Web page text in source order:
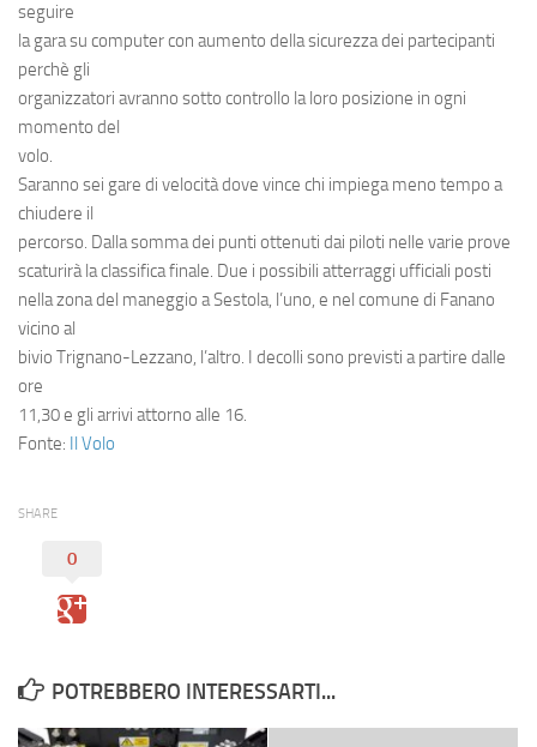
seguire
la gara su computer con aumento della sicurezza dei partecipanti
perchè gli
organizzatori avranno sotto controllo la loro posizione in ogni
momento del
volo.
Saranno sei gare di velocità dove vince chi impiega meno tempo a
chiudere il
percorso. Dalla somma dei punti ottenuti dai piloti nelle varie prove
scaturirà la classifica finale. Due i possibili atterraggi ufficiali posti
nella zona del maneggio a Sestola, l’uno, e nel comune di Fanano
vicino al
bivio Trignano-Lezzano, l’altro. I decolli sono previsti a partire dalle
ore
11,30 e gli arrivi attorno alle 16.
Fonte: Il Volo
SHARE
0
POTREBBERO INTERESSARTI...